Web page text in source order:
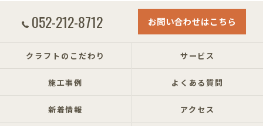
052-212-8712 お問い合わせはこちら
クラフトのこだわり サービス
施工事例 よくある質問
新着情報 アクセス